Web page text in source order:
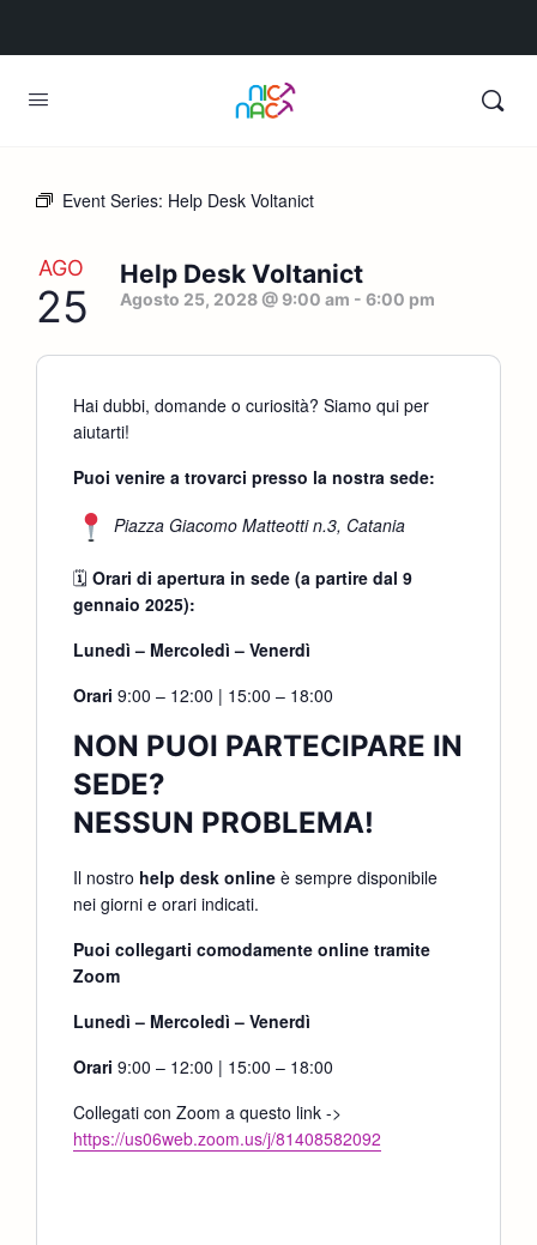
Event Series: Help Desk Voltanict
AGO
25
Help Desk Voltanict
Agosto 25, 2028 @ 9:00 am - 6:00 pm
Hai dubbi, domande o curiosità? Siamo qui per
aiutarti!
Puoi venire a trovarci presso la nostra sede:
Piazza Giacomo Matteotti n.3, Catania
🗓 Orari di apertura in sede (a partire dal 9
gennaio 2025):
Lunedì – Mercoledì – Venerdì
Orari 9:00 – 12:00 | 15:00 – 18:00
NON PUOI PARTECIPARE IN
SEDE?
NESSUN PROBLEMA!
Il nostro help desk online è sempre disponibile
nei giorni e orari indicati.
Puoi collegarti comodamente online tramite
Zoom
Lunedì – Mercoledì – Venerdì
Orari 9:00 – 12:00 | 15:00 – 18:00
Collegati con Zoom a questo link ->
https://us06web.zoom.us/j/81408582092